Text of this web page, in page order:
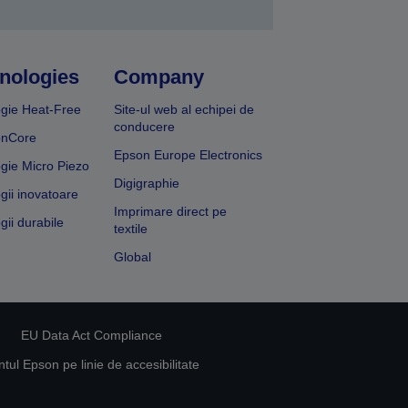
Heat-Free
Micro Piezo
inovatoare
durabile
Company
Site-ul web al echipei de
conducere
Epson Europe Electronics
Digigraphie
Imprimare direct pe
textile
Global
EU Data Act Compliance
Epson pe linie de accesibilitate